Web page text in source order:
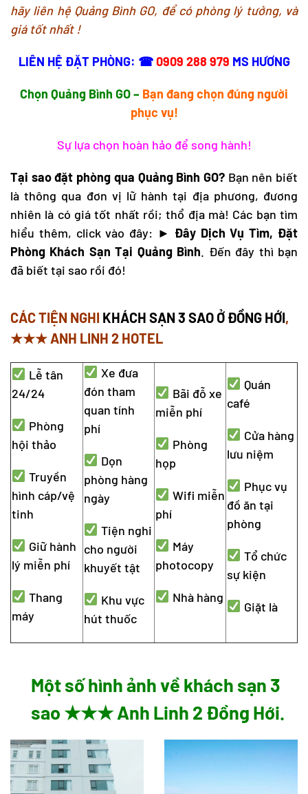
hãy liên hệ Quảng Bình GO, để có phòng lý tưởng, và
giá tốt nhất !
LIÊN HỆ ĐẶT PHÒNG: ☎0909 288 979 MS HƯƠNG
Chọn Quảng Bình GO – Bạn đang chọn đúng người
phục vụ!
Sự lựa chọn hoàn hảo để song hành!
Tại sao đặt phòng qua Quảng Bình GO?Bạn nên biết
là thông qua đơn vị lữ hành tại địa phương, đương
nhiên là có giá tốt nhất rồi; thổ địa mà! Các bạn tìm
hiểu thêm, click vào đây: ► Đây Dịch Vụ Tìm, Đặt
Phòng Khách Sạn Tại Quảng Bình. Đến đây thì bạn
đã biết tại sao rồi đó!
CÁC TIỆN NGHI KHÁCH SẠN 3 SAO Ở ĐỒNG HỚI,
★★★ ANH LINH 2 HOTEL
Lễ tân
24/24
Phòng
hội thảo
Truyền
hình cáp/vệ
tinh
Giữ hành
lý miễn phí
Thang
máy
Xe đưa
đón tham
quan tính
phí
Dọn
phòng hàng
ngày
Tiện nghi
cho người
khuyết tật
Khu vực
hút thuốc
Bãi đỗ xe
miễn phí
Phòng
họp
Wifi miễn
phí
Máy
photocopy
Nhà hàng
Quán
café
Cửa hàng
lưu niệm
Phục vụ
đồ ăn tại
phòng
Tổ chức
sự kiện
Giặt là
Một số hình ảnh về khách sạn 3
sao ★★★ Anh Linh 2 Đồng Hới.